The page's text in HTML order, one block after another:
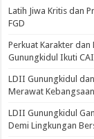
Latih Jiwa Kritis dan
FGD
Perkuat Karakter dan
Gunungkidul Ikuti
LDII Gunungkidul
Merawat Kebangsaan
LDII Gunungkidul
Demi Lingkungan